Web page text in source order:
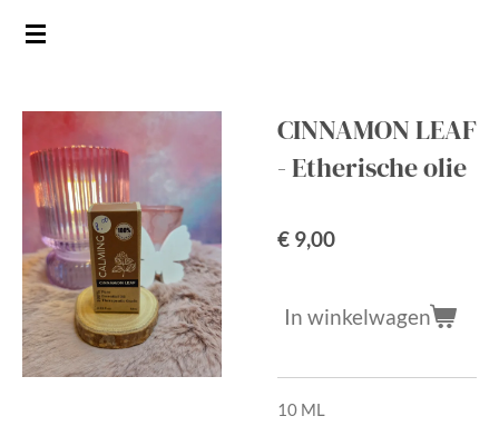
Ga
de
hoofdinhoud
CINNAMON LEAF
- Etherische olie
€ 9,00
In winkelwagen
10 ML